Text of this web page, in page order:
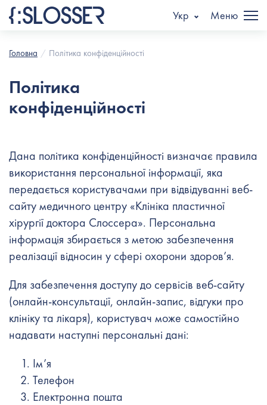
Укр Меню
Головна Політика конфіденційності
Політика
конфіденційності
Дана політика конфіденційності визначає правила
використання персональної інформації, яка
передається користувачами при відвідуванні веб-
сайту медичного центру «Клініка пластичної
хірургії доктора Слоссера». Персональна
інформація збирається з метою забезпечення
реалізації відносин у сфері охорони здоров’я.
Для забезпечення доступу до сервісів веб-сайту
(онлайн-консультації, онлайн-запис, відгуки про
клініку та лікаря), користувач може самостійно
надавати наступні персональні дані:
Ім’я
Телефон
Електронна пошта